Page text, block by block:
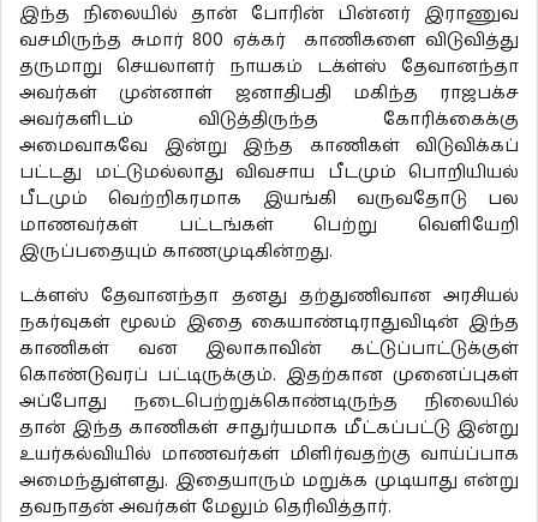
இந்த நிலையில் தான் போரின் பின்னர் இராணுவ
வசமிருந்த சுமார் 800 ஏக்கர் காணிகளை விடுவித்து
தருமாறு செயலாளர் நாயகம் டக்ள்ஸ் தேவானந்தா
அவர்கள் முன்னாள் ஜனாதிபதி மகிந்த ராஜபக்ச
அவர்களிடம் விடுத்திருந்த கோரிக்கைக்கு
அமைவாகவே இன்று இந்த காணிகள் விடுவிக்கப்
பட்டது மட்டுமல்லாது விவசாய பீடமும் பொறியியல்
பீடமும் வெற்றிகரமாக இயங்கி வருவதோடு பல
மாணவர்கள் பட்டங்கள் பெற்று வெளியேறி
இருப்பதையும் காணமுடிகின்றது.
டக்ளஸ் தேவானந்தா தனது தற்துணிவான அரசியல்
நகர்வுகள் மூலம் இதை கையாண்டிராதுவிடின் இந்த
காணிகள் வன இலாகாவின் கட்டுப்பாட்டுக்குள்
கொண்டுவரப் பட்டிருக்கும். இதற்கான முனைப்புகள்
அப்போது நடைபெற்றுக்கொண்டிருந்த நிலையில்
தான் இந்த காணிகள் சாதுர்யமாக மீட்கப்பட்டு இன்று
உயர்கல்வியில் மாணவர்கள் மிளிர்வதற்கு வாய்ப்பாக
அமைந்துள்ளது. இதையாரும் மறுக்க முடியாது என்று
தவநாதன் அவர்கள் மேலும் தெரிவித்தார்.